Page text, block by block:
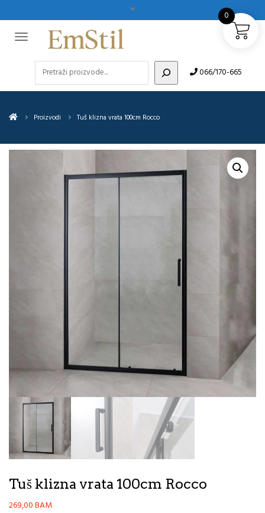
066/170-665
Proizvodi Tuš klizna vrata 100cm Rocco
Tuš klizna vrata 100cm Rocco
269,00BAM
0